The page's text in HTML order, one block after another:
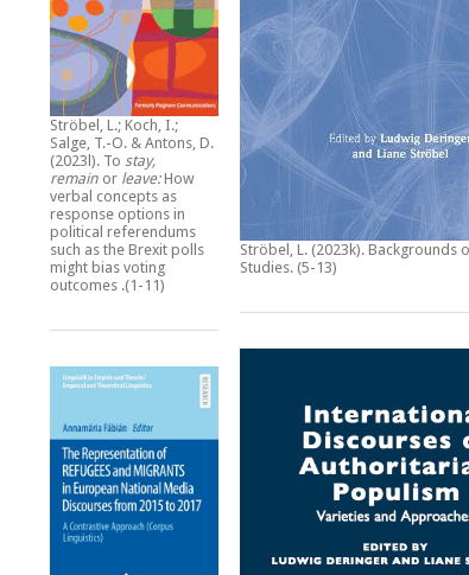
Ströbel, L.; Koch, I.;
Salge, T.-O. & Antons, D.
(2023l). To stay,
remain or leave:How
verbal concepts as
response options in
political referendums
such as the Brexit polls
might bias voting
outcomes .(1-11)
Ströbel, L. (2023k). Backgrounds
Studies. (5-13)